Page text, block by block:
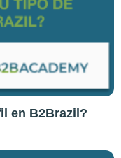
en B2Brazil?